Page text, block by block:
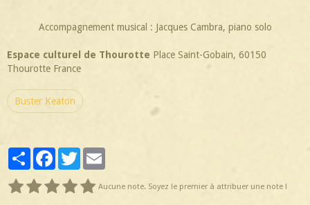
Accompagnement musical : Jacques Cambra, piano solo
Espace culturel de Thourotte Place Saint-Gobain, 60150
Thourotte France
Buster Keaton
PartagerFacebookTwitter
Aucune note. Soyez le premier à attribuer une note !